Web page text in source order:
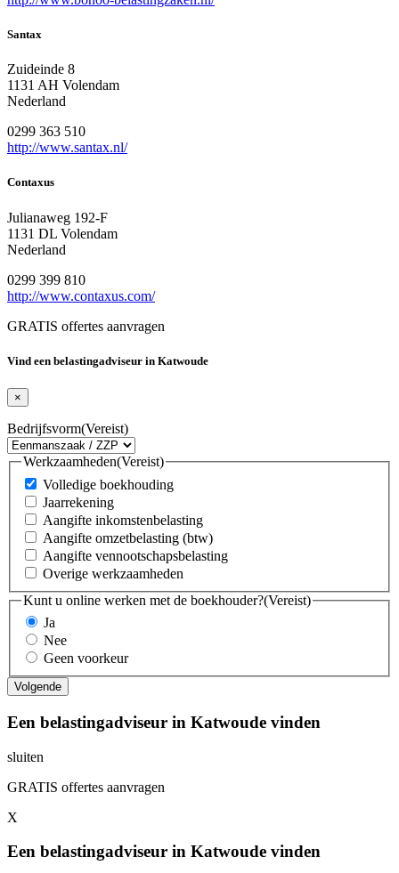
Santax
Zuideinde 8
1131 AH Volendam
Nederland
0299 363 510
http://www.santax.nl/
Contaxus
Julianaweg 192-F
1131 DL Volendam
Nederland
0299 399 810
http://www.contaxus.com/
GRATIS offertes aanvragen
Vind een belastingadviseur in Katwoude
×
Bedrijfsvorm(Vereist)
Werkzaamheden(Vereist)
Volledige boekhouding
Jaarrekening
Aangifte inkomstenbelasting
Aangifte omzetbelasting (btw)
Aangifte vennootschapsbelasting
Overige werkzaamheden
Kunt u online werken met de boekhouder?(Vereist)
Ja
Nee
Geen voorkeur
Een belastingadviseur in Katwoude vinden
sluiten
GRATIS offertes aanvragen
X
Een belastingadviseur in Katwoude vinden